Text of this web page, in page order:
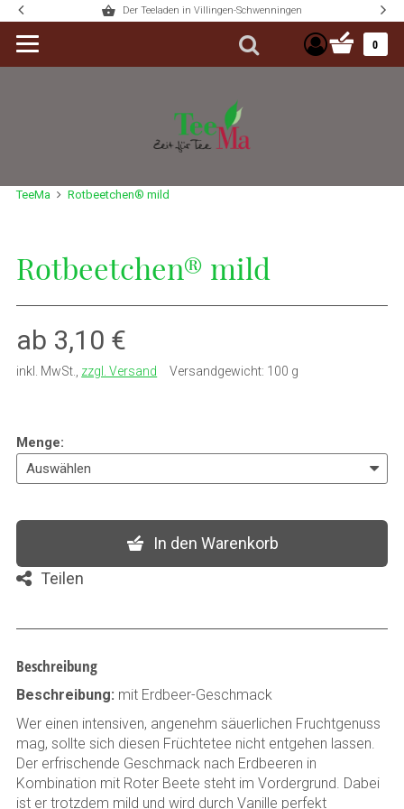
Der Teeladen in Villingen-Schwenningen
Suche
0
TeeMa Rotbeetchen® mild
Rotbeetchen® mild
ab 3,10 €
inkl. MwSt. zzgl. Versand Versandgewicht: 100 g
Menge:
In den Warenkorb
Teilen
Beschreibung
Beschreibung: mit Erdbeer-Geschmack
Wer einen intensiven, angenehm säuerlichen Fruchtgenuss
mag, sollte sich diesen Früchtetee nicht entgehen lassen.
Der erfrischende Geschmack nach Erdbeeren in
Kombination mit Roter Beete steht im Vordergrund. Dabei
ist er trotzdem mild und wird durch Vanille perfekt